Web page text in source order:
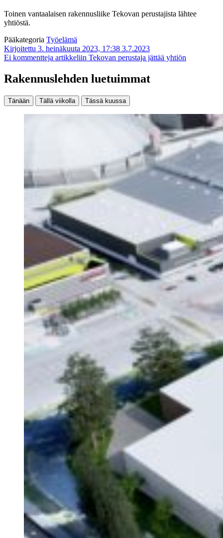
Toinen vantaalaisen rakennusliike Tekovan perustajista lähtee
yhtiöstä.
Pääkategoria Työelämä
Kirjoitettu 3. heinäkuuta 2023, 17:38 3.7.2023
Ei kommentteja artikkeliin Tekovan perustaja jättää yhtiön
Rakennuslehden luetuimmat
Tänään Tällä viikolla Tässä kuussa